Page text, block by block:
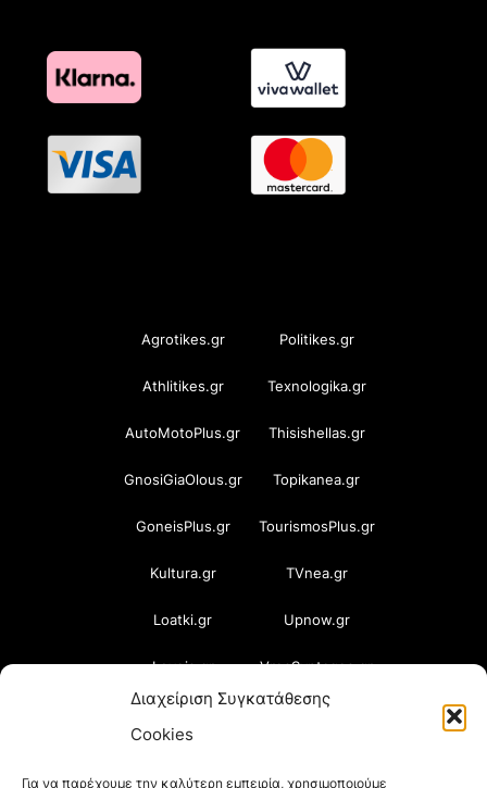
Διαχείριση Συγκατάθεσης
Cookies
Για να παρέχουμε την καλύτερη εμπειρία, χρησιμοποιούμε
Agrotikes.gr Politikes.gr
Athlitikes.gr Texnologika.gr
AutoMotoPlus.gr Thisishellas.gr
GnosiGiaOlous.gr Topikanea.gr
GoneisPlus.gr TourismosPlus.gr
Kultura.gr TVnea.gr
Loatki.gr Upnow.gr
Loveis.gr VresSyntages.gr
ModernaGynaika.gr Xristianika.gr